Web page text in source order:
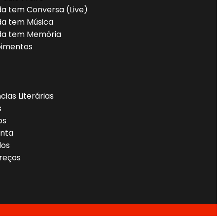
tem Conversa (Live)
tem Música
tem Memória
Literárias